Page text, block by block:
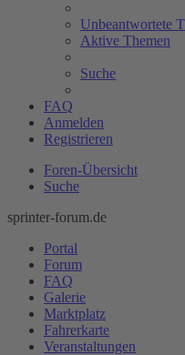
Unbeantwortete
Aktive Themen
Suche
FAQ
Anmelden
Registrieren
Foren-Übersicht
Suche
sprinter-forum.de
Portal
Forum
FAQ
Galerie
Marktplatz
Fahrerkarte
Veranstaltungen